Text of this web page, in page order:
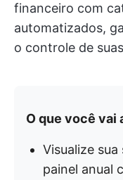
financeiro com
automatizados,
o controle de
O que você vai
Visualize
painel anual